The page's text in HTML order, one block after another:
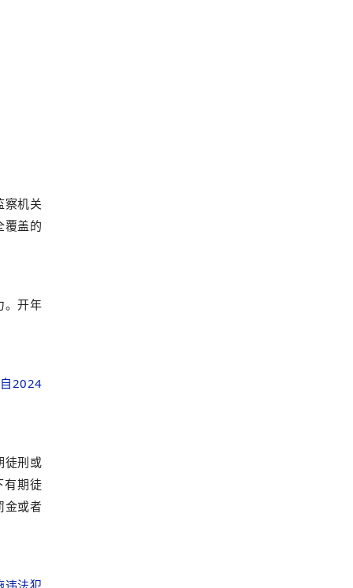
察机关
覆盖的
。开年
自2024
徒刑或
有期徒
金或者